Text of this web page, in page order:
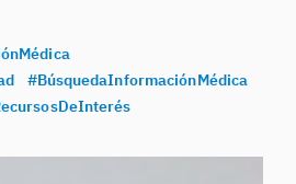
#BúsquedaInformaciónMédica